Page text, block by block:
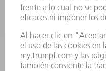
OFERTAS DE TRABAJO
PERFIL DE LA EMPRESA
INFORME ANUAL
PRINCIPIOS CORPORATIVOS
CUMPLIMIENTO
SISTEMA DE INFORMADORES